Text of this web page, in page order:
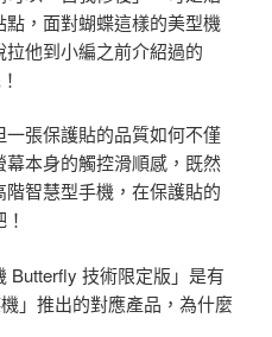
，面對蝴蝶這樣的美型機
他到小編之前介紹過的
張保護貼的品質如何不僅
本身的觸控滑順感，既然
智慧型手機，在保護貼的
Butterfly 技術限定版」是有
」推出的對應產品，為什麼